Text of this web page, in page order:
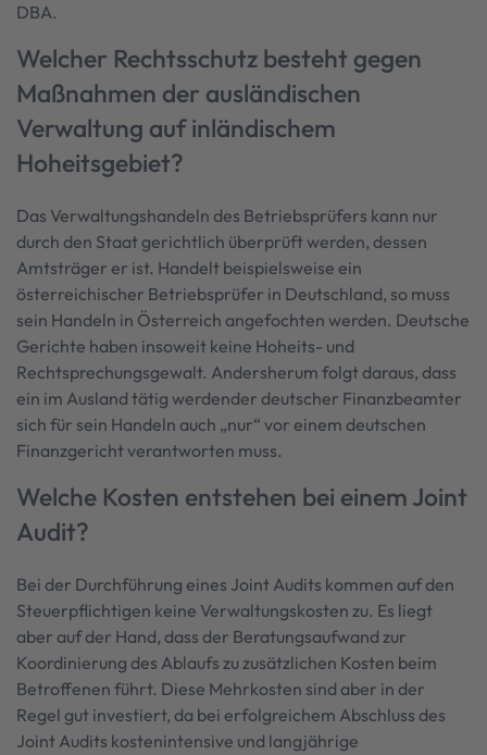
DBA.
Welcher Rechtsschutz besteht gegen
Maßnahmen der ausländischen
Verwaltung auf inländischem
Hoheitsgebiet?
Das Verwaltungshandeln des Betriebsprüfers kann nur
durch den Staat gerichtlich überprüft werden, dessen
Amtsträger er ist. Handelt beispielsweise ein
österreichischer Betriebsprüfer in Deutschland, so muss
sein Handeln in Österreich angefochten werden. Deutsche
Gerichte haben insoweit keine Hoheits- und
Rechtsprechungsgewalt. Andersherum folgt daraus, dass
ein im Ausland tätig werdender deutscher Finanzbeamter
sich für sein Handeln auch „nur“ vor einem deutschen
Finanzgericht verantworten muss.
Welche Kosten entstehen bei einem Joint
Audit?
Bei der Durchführung eines Joint Audits kommen auf den
Steuerpflichtigen keine Verwaltungskosten zu. Es liegt
aber auf der Hand, dass der Beratungsaufwand zur
Koordinierung des Ablaufs zu zusätzlichen Kosten beim
Betroffenen führt. Diese Mehrkosten sind aber in der
Regel gut investiert, da bei erfolgreichem Abschluss des
Joint Audits kostenintensive und langjährige